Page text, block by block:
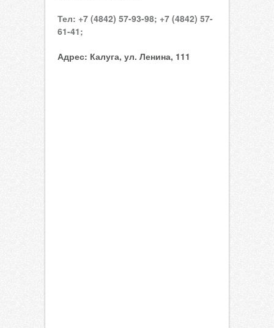
Тел: +7 (4842) 57-93-98; +7 (4842) 57-
61-41;
Адрес: Калуга, ул. Ленина, 111